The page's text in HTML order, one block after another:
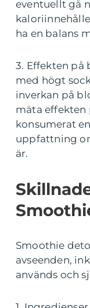
eventuellt gå
ha en balans
3. Effekten på
med högt
inverkan på
mäta effekten
konsumerat
uppfattning
är.
Smoothie
avseenden,
används och